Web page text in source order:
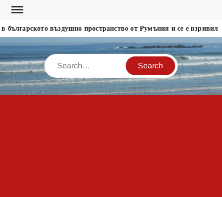
Skip
content
въздушно пространство от Румъния и се е взривил
Search